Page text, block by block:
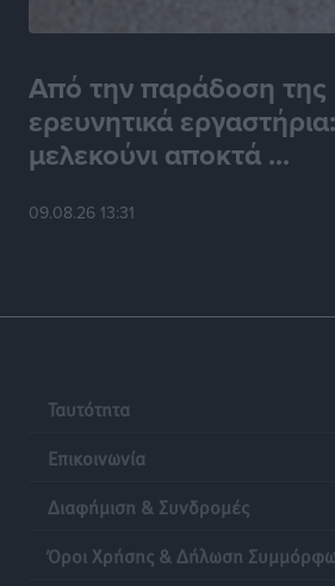
Από την παράδοση
ερευνητικά
μελεκούνι αποκτά ...
09.08.26 13:31
Ταυτότητα
Επικοινωνία
Διαφήμιση & Συνδρομές
Όροι Χρήσης & Δήλωση